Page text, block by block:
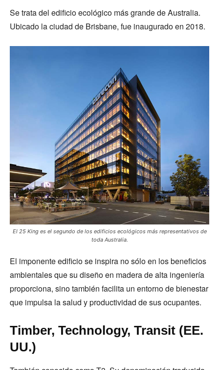
Se trata del edificio ecológico más grande de Australia.
Ubicado la ciudad de Brisbane, fue inaugurado en 2018.
El 25 King es el segundo de los edificios ecológicos más representativos de
toda Australia.
El imponente edificio se inspira no sólo en los beneficios
ambientales que su diseño en madera de alta ingeniería
proporciona, sino también facilita un entorno de bienestar
que impulsa la salud y productividad de sus ocupantes.
Timber, Technology, Transit (EE.
UU.)